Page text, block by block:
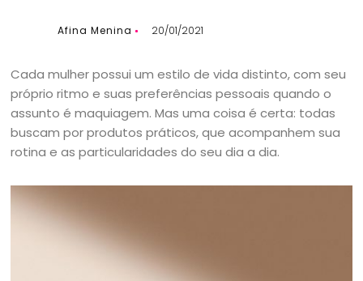
Afina Menina 20/01/2021
Cada mulher possui um estilo de vida distinto, com seu
próprio ritmo e suas preferências pessoais quando o
assunto é maquiagem. Mas uma coisa é certa: todas
buscam por produtos práticos, que acompanhem sua
rotina e as particularidades do seu dia a dia.